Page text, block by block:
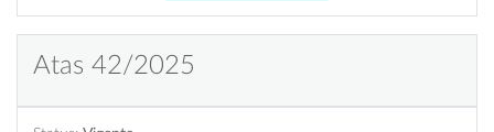
Atas 42/2025